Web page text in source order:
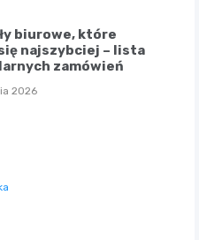
biurowe, które
najszybciej – lista
zamówień
2026